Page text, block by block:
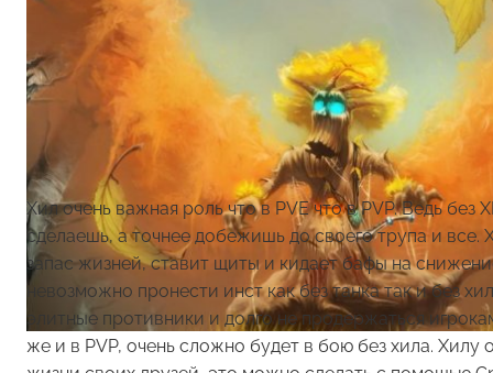
Хил очень важная роль что в PVE что в PVP. Ведь без
сделаешь, а точнее добежишь до своего трупа и все.
запас жизней, ставит щиты и кидает бафы на
невозможно пронести инст как без танка так и без
элитные противники и долго не продержаться
же и в PVP, очень сложно будет в бою без хила. Хилу